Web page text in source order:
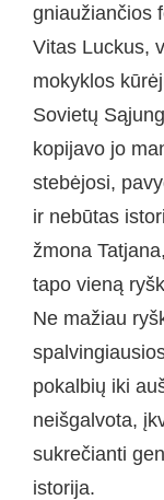
gniaužiančios
Vitas Luckus,
mokyklos
Sovietų
kopijavo jo
stebėjosi,
ir nebūtas
žmona
tapo vieną
Ne mažiau
pokalbių iki
neišgalvota,
sukrečianti
istorija.